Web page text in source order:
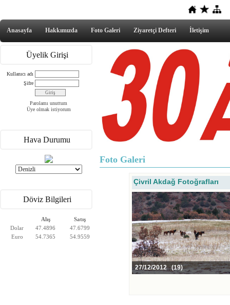
Anasayfa Hakkımızda Foto Galeri Ziyaretçi Defteri İletişim
Üyelik Girişi
Kullanıcı adı
Şifre
Parolamı unuttum
Üye olmak istiyorum
Hava Durumu
Döviz Bilgileri
Alış
Satış
Dolar
47.4896
47.6799
Euro
54.7365 54.9559
Foto Galeri
Çivril Akdağ Fotoğrafları
27/12/2012 (19)